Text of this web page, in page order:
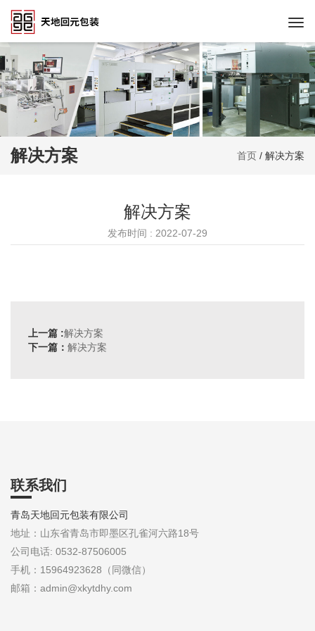
解决方案 首页 / 解决方案
解决方案
发布时间 : 2022-07-29
上一篇 :解决方案
下一篇： 解决方案
联系我们
青岛天地回元包装有限公司
地址：山东省青岛市即墨区孔雀河六路18号
公司电话: 0532-87506005
手机：15964923628（同微信）
邮箱：admin@xkytdhy.com